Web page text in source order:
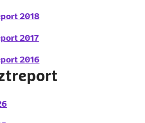
2018
2017
2016